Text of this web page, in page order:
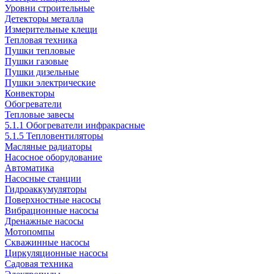
Уровни строительные
Детекторы металла
Измерительные клещи
Тепловая техника
Пушки тепловые
Пушки газовые
Пушки дизельные
Пушки электрические
Конвекторы
Обогреватели
Тепловые завесы
5.1.1 Обогреватели инфракрасные
5.1.5 Тепловентиляторы
Масляные радиаторы
Насосное оборудование
Автоматика
Насосные станции
Гидроаккумуляторы
Поверхностные насосы
Вибрационные насосы
Дренажные насосы
Мотопомпы
Скважинные насосы
Циркуляционные насосы
Садовая техника